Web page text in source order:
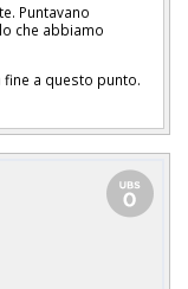
Puntavano
che abbiamo
a questo punto.